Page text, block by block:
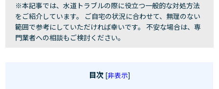
※本記事では、水道トラブルの際に役立つ一般的な対処方法
をご紹介しています。 ご自宅の状況に合わせて、無理のない
範囲で参考にしていただければ幸いです。 不安な場合は、専
門業者への相談もご検討ください。
目次 [非表示]